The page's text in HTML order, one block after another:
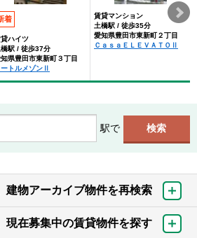
着
ハイツ
橋駅 / 徒歩37分
県豊田市東新町３丁目
ートルメゾンⅡ
賃貸マンション
土橋駅 / 徒歩35分
愛知県豊田市東新町２丁目
ＣａｓａＥＬＥＶＡＴＯⅡ
駅で
建物アーカイブ物件を再検索
現在募集中の賃貸物件を探す